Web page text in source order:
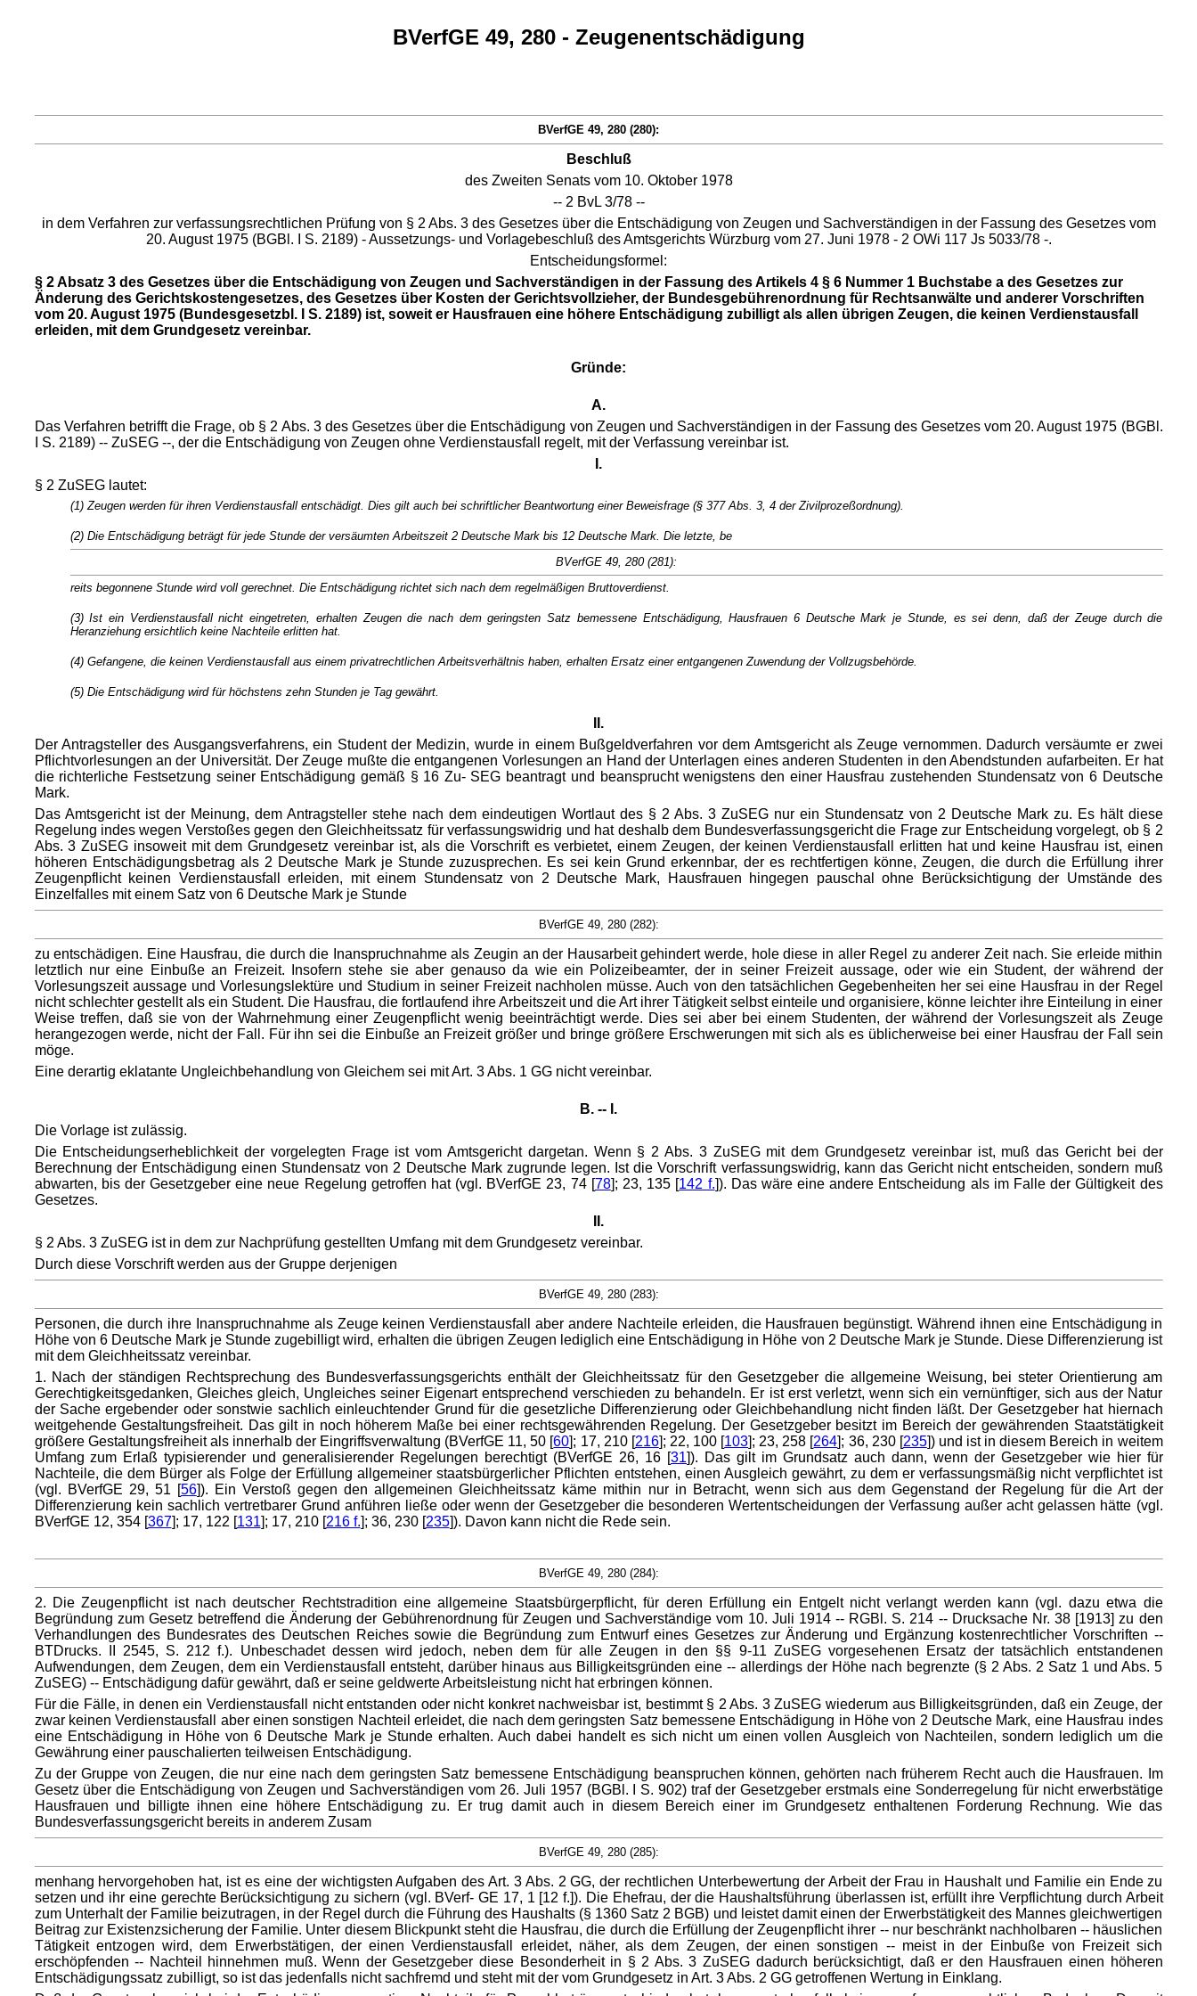
BVerfGE 49, 280 - Zeugenentschädigung
BVerfGE 49, 280 (280):
Beschluß
des Zweiten Senats vom 10. Oktober 1978
-- 2 BvL 3/78 --
in dem Verfahren zur verfassungsrechtlichen Prüfung von § 2 Abs. 3 des Gesetzes über die Entschädigung von Zeugen und Sachverständigen in der Fassung des Gesetzes vom
20. August 1975 (BGBl. I S. 2189) - Aussetzungs- und Vorlagebeschluß des Amtsgerichts Würzburg vom 27. Juni 1978 - 2 OWi 117 Js 5033/78 -.
Entscheidungsformel:
§ 2 Absatz 3 des Gesetzes über die Entschädigung von Zeugen und Sachverständigen in der Fassung des Artikels 4 § 6 Nummer 1 Buchstabe a des Gesetzes zur
Änderung des Gerichtskostengesetzes, des Gesetzes über Kosten der Gerichtsvollzieher, der Bundesgebührenordnung für Rechtsanwälte und anderer Vorschriften
vom 20. August 1975 (Bundesgesetzbl. I S. 2189) ist, soweit er Hausfrauen eine höhere Entschädigung zubilligt als allen übrigen Zeugen, die keinen Verdienstausfall
erleiden, mit dem Grundgesetz vereinbar.
Gründe:
A.
Das Verfahren betrifft die Frage, ob § 2 Abs. 3 des Gesetzes über die Entschädigung von Zeugen und Sachverständigen in der Fassung des Gesetzes vom 20. August 1975 (BGBl.
I S. 2189) -- ZuSEG --, der die Entschädigung von Zeugen ohne Verdienstausfall regelt, mit der Verfassung vereinbar ist.
I.
§ 2 ZuSEG lautet:
(1) Zeugen werden für ihren Verdienstausfall entschädigt. Dies gilt auch bei schriftlicher Beantwortung einer Beweisfrage (§ 377 Abs. 3, 4 der Zivilprozeßordnung).
(2) Die Entschädigung beträgt für jede Stunde der versäumten Arbeitszeit 2 Deutsche Mark bis 12 Deutsche Mark. Die letzte, be
BVerfGE 49, 280 (281):
reits begonnene Stunde wird voll gerechnet. Die Entschädigung richtet sich nach dem regelmäßigen Bruttoverdienst.
(3) Ist ein Verdienstausfall nicht eingetreten, erhalten Zeugen die nach dem geringsten Satz bemessene Entschädigung, Hausfrauen 6 Deutsche Mark je Stunde, es sei denn, daß der Zeuge durch die
Heranziehung ersichtlich keine Nachteile erlitten hat.
(4) Gefangene, die keinen Verdienstausfall aus einem privatrechtlichen Arbeitsverhältnis haben, erhalten Ersatz einer entgangenen Zuwendung der Vollzugsbehörde.
(5) Die Entschädigung wird für höchstens zehn Stunden je Tag gewährt.
II.
Der Antragsteller des Ausgangsverfahrens, ein Student der Medizin, wurde in einem Bußgeldverfahren vor dem Amtsgericht als Zeuge vernommen. Dadurch versäumte er zwei
Pflichtvorlesungen an der Universität. Der Zeuge mußte die entgangenen Vorlesungen an Hand der Unterlagen eines anderen Studenten in den Abendstunden aufarbeiten. Er hat
die richterliche Festsetzung seiner Entschädigung gemäß § 16 Zu- SEG beantragt und beansprucht wenigstens den einer Hausfrau zustehenden Stundensatz von 6 Deutsche
Mark.
Das Amtsgericht ist der Meinung, dem Antragsteller stehe nach dem eindeutigen Wortlaut des § 2 Abs. 3 ZuSEG nur ein Stundensatz von 2 Deutsche Mark zu. Es hält diese
Regelung indes wegen Verstoßes gegen den Gleichheitssatz für verfassungswidrig und hat deshalb dem Bundesverfassungsgericht die Frage zur Entscheidung vorgelegt, ob § 2
Abs. 3 ZuSEG insoweit mit dem Grundgesetz vereinbar ist, als die Vorschrift es verbietet, einem Zeugen, der keinen Verdienstausfall erlitten hat und keine Hausfrau ist, einen
höheren Entschädigungsbetrag als 2 Deutsche Mark je Stunde zuzusprechen. Es sei kein Grund erkennbar, der es rechtfertigen könne, Zeugen, die durch die Erfüllung ihrer
Zeugenpflicht keinen Verdienstausfall erleiden, mit einem Stundensatz von 2 Deutsche Mark, Hausfrauen hingegen pauschal ohne Berücksichtigung der Umstände des
Einzelfalles mit einem Satz von 6 Deutsche Mark je Stunde
BVerfGE 49, 280 (282):
zu entschädigen. Eine Hausfrau, die durch die Inanspruchnahme als Zeugin an der Hausarbeit gehindert werde, hole diese in aller Regel zu anderer Zeit nach. Sie erleide mithin
letztlich nur eine Einbuße an Freizeit. Insofern stehe sie aber genauso da wie ein Polizeibeamter, der in seiner Freizeit aussage, oder wie ein Student, der während der
Vorlesungszeit aussage und Vorlesungslektüre und Studium in seiner Freizeit nachholen müsse. Auch von den tatsächlichen Gegebenheiten her sei eine Hausfrau in der Regel
nicht schlechter gestellt als ein Student. Die Hausfrau, die fortlaufend ihre Arbeitszeit und die Art ihrer Tätigkeit selbst einteile und organisiere, könne leichter ihre Einteilung in einer
Weise treffen, daß sie von der Wahrnehmung einer Zeugenpflicht wenig beeinträchtigt werde. Dies sei aber bei einem Studenten, der während der Vorlesungszeit als Zeuge
herangezogen werde, nicht der Fall. Für ihn sei die Einbuße an Freizeit größer und bringe größere Erschwerungen mit sich als es üblicherweise bei einer Hausfrau der Fall sein
möge.
Eine derartig eklatante Ungleichbehandlung von Gleichem sei mit Art. 3 Abs. 1 GG nicht vereinbar.
B. -- I.
Die Vorlage ist zulässig.
Die Entscheidungserheblichkeit der vorgelegten Frage ist vom Amtsgericht dargetan. Wenn § 2 Abs. 3 ZuSEG mit dem Grundgesetz vereinbar ist, muß das Gericht bei der
Berechnung der Entschädigung einen Stundensatz von 2 Deutsche Mark zugrunde legen. Ist die Vorschrift verfassungswidrig, kann das Gericht nicht entscheiden, sondern muß
abwarten, bis der Gesetzgeber eine neue Regelung getroffen hat (vgl. BVerfGE 23, 74 [78]; 23, 135 [142 f.]). Das wäre eine andere Entscheidung als im Falle der Gültigkeit des
Gesetzes.
II.
§ 2 Abs. 3 ZuSEG ist in dem zur Nachprüfung gestellten Umfang mit dem Grundgesetz vereinbar.
Durch diese Vorschrift werden aus der Gruppe derjenigen
BVerfGE 49, 280 (283):
Personen, die durch ihre Inanspruchnahme als Zeuge keinen Verdienstausfall aber andere Nachteile erleiden, die Hausfrauen begünstigt. Während ihnen eine Entschädigung in
Höhe von 6 Deutsche Mark je Stunde zugebilligt wird, erhalten die übrigen Zeugen lediglich eine Entschädigung in Höhe von 2 Deutsche Mark je Stunde. Diese Differenzierung ist
mit dem Gleichheitssatz vereinbar.
1. Nach der ständigen Rechtsprechung des Bundesverfassungsgerichts enthält der Gleichheitssatz für den Gesetzgeber die allgemeine Weisung, bei steter Orientierung am
Gerechtigkeitsgedanken, Gleiches gleich, Ungleiches seiner Eigenart entsprechend verschieden zu behandeln. Er ist erst verletzt, wenn sich ein vernünftiger, sich aus der Natur
der Sache ergebender oder sonstwie sachlich einleuchtender Grund für die gesetzliche Differenzierung oder Gleichbehandlung nicht finden läßt. Der Gesetzgeber hat hiernach
weitgehende Gestaltungsfreiheit. Das gilt in noch höherem Maße bei einer rechtsgewährenden Regelung. Der Gesetzgeber besitzt im Bereich der gewährenden Staatstätigkeit
größere Gestaltungsfreiheit als innerhalb der Eingriffsverwaltung (BVerfGE 11, 50 [60]; 17, 210 [216]; 22, 100 [103]; 23, 258 [264]; 36, 230 [235]) und ist in diesem Bereich in weitem
Umfang zum Erlaß typisierender und generalisierender Regelungen berechtigt (BVerfGE 26, 16 [31]). Das gilt im Grundsatz auch dann, wenn der Gesetzgeber wie hier für
Nachteile, die dem Bürger als Folge der Erfüllung allgemeiner staatsbürgerlicher Pflichten entstehen, einen Ausgleich gewährt, zu dem er verfassungsmäßig nicht verpflichtet ist
(vgl. BVerfGE 29, 51 [56]). Ein Verstoß gegen den allgemeinen Gleichheitssatz käme mithin nur in Betracht, wenn sich aus dem Gegenstand der Regelung für die Art der
Differenzierung kein sachlich vertretbarer Grund anführen ließe oder wenn der Gesetzgeber die besonderen Wertentscheidungen der Verfassung außer acht gelassen hätte (vgl.
BVerfGE 12, 354 [367]; 17, 122 [131]; 17, 210 [216 f.]; 36, 230 [235]). Davon kann nicht die Rede sein.
BVerfGE 49, 280 (284):
2. Die Zeugenpflicht ist nach deutscher Rechtstradition eine allgemeine Staatsbürgerpflicht, für deren Erfüllung ein Entgelt nicht verlangt werden kann (vgl. dazu etwa die
Begründung zum Gesetz betreffend die Änderung der Gebührenordnung für Zeugen und Sachverständige vom 10. Juli 1914 -- RGBl. S. 214 -- Drucksache Nr. 38 [1913] zu den
Verhandlungen des Bundesrates des Deutschen Reiches sowie die Begründung zum Entwurf eines Gesetzes zur Änderung und Ergänzung kostenrechtlicher Vorschriften --
BTDrucks. II 2545, S. 212 f.). Unbeschadet dessen wird jedoch, neben dem für alle Zeugen in den §§ 9-11 ZuSEG vorgesehenen Ersatz der tatsächlich entstandenen
Aufwendungen, dem Zeugen, dem ein Verdienstausfall entsteht, darüber hinaus aus Billigkeitsgründen eine -- allerdings der Höhe nach begrenzte (§ 2 Abs. 2 Satz 1 und Abs. 5
ZuSEG) -- Entschädigung dafür gewährt, daß er seine geldwerte Arbeitsleistung nicht hat erbringen können.
Für die Fälle, in denen ein Verdienstausfall nicht entstanden oder nicht konkret nachweisbar ist, bestimmt § 2 Abs. 3 ZuSEG wiederum aus Billigkeitsgründen, daß ein Zeuge, der
zwar keinen Verdienstausfall aber einen sonstigen Nachteil erleidet, die nach dem geringsten Satz bemessene Entschädigung in Höhe von 2 Deutsche Mark, eine Hausfrau indes
eine Entschädigung in Höhe von 6 Deutsche Mark je Stunde erhalten. Auch dabei handelt es sich nicht um einen vollen Ausgleich von Nachteilen, sondern lediglich um die
Gewährung einer pauschalierten teilweisen Entschädigung.
Zu der Gruppe von Zeugen, die nur eine nach dem geringsten Satz bemessene Entschädigung beanspruchen können, gehörten nach früherem Recht auch die Hausfrauen. Im
Gesetz über die Entschädigung von Zeugen und Sachverständigen vom 26. Juli 1957 (BGBl. I S. 902) traf der Gesetzgeber erstmals eine Sonderregelung für nicht erwerbstätige
Hausfrauen und billigte ihnen eine höhere Entschädigung zu. Er trug damit auch in diesem Bereich einer im Grundgesetz enthaltenen Forderung Rechnung. Wie das
Bundesverfassungsgericht bereits in anderem Zusam
BVerfGE 49, 280 (285):
menhang hervorgehoben hat, ist es eine der wichtigsten Aufgaben des Art. 3 Abs. 2 GG, der rechtlichen Unterbewertung der Arbeit der Frau in Haushalt und Familie ein Ende zu
setzen und ihr eine gerechte Berücksichtigung zu sichern (vgl. BVerf- GE 17, 1 [12 f.]). Die Ehefrau, der die Haushaltsführung überlassen ist, erfüllt ihre Verpflichtung durch Arbeit
zum Unterhalt der Familie beizutragen, in der Regel durch die Führung des Haushalts (§ 1360 Satz 2 BGB) und leistet damit einen der Erwerbstätigkeit des Mannes gleichwertigen
Beitrag zur Existenzsicherung der Familie. Unter diesem Blickpunkt steht die Hausfrau, die durch die Erfüllung der Zeugenpflicht ihrer -- nur beschränkt nachholbaren -- häuslichen
Tätigkeit entzogen wird, dem Erwerbstätigen, der einen Verdienstausfall erleidet, näher, als dem Zeugen, der einen sonstigen -- meist in der Einbuße von Freizeit sich
erschöpfenden -- Nachteil hinnehmen muß. Wenn der Gesetzgeber diese Besonderheit in § 2 Abs. 3 ZuSEG dadurch berücksichtigt, daß er den Hausfrauen einen höheren
Entschädigungssatz zubilligt, so ist das jedenfalls nicht sachfremd und steht mit der vom Grundgesetz in Art. 3 Abs. 2 GG getroffenen Wertung in Einklang.